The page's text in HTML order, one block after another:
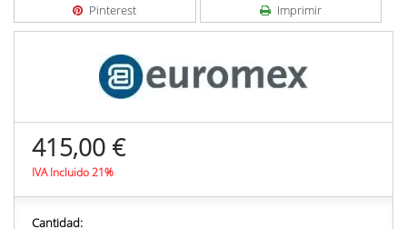
Pinterest
Imprimir
415,00 €
IVA Incluido 21%
Cantidad: